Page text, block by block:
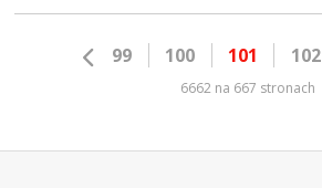
99 100 101 102
6662 na 667 stronach